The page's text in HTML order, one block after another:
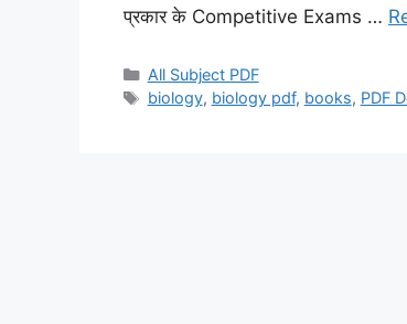
प्रकार के Competitive Exams …
Categories
All Subject PDF
Tags
biology, biology pdf, books, PDF